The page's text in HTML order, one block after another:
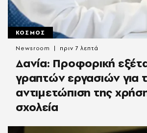
ΚΟΣΜΟΣ
Δανία: Προφορική
γραπτών εργασιών για
αντιμετώπιση της
σχολεία
Newsroom πριν 7 λεπτά